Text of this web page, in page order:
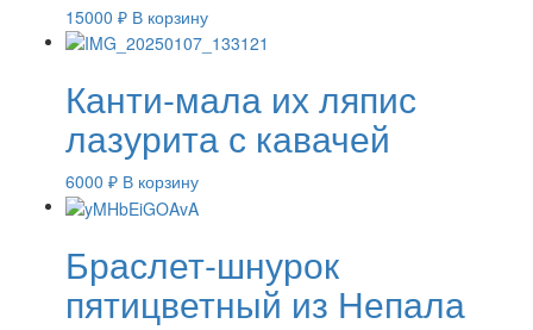
15000 ₽ В корзину
Канти-мала их ляпис
лазурита с кавачей
6000 ₽ В корзину
Браслет-шнурок
пятицветный из Непала